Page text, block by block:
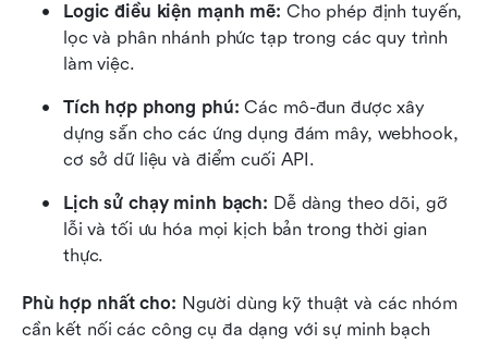
Logic điều kiện mạnh mẽ: Cho phép định tuyến,
lọc và phân nhánh phức tạp trong các quy trình
làm việc.
Tích hợp phong phú: Các mô-đun được xây
dựng sẵn cho các ứng dụng đám mây, webhook,
cơ sở dữ liệu và điểm cuối API.
Lịch sử chạy minh bạch: Dễ dàng theo dõi, gỡ
lỗi và tối ưu hóa mọi kịch bản trong thời gian
thực.
Phù hợp nhất cho: Người dùng kỹ thuật và các nhóm
cần kết nối các công cụ đa dạng với sự minh bạch